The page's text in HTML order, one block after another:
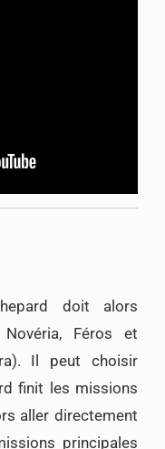
doit alors
Féros et
Il peut choisir
finit les missions
aller directement
principales